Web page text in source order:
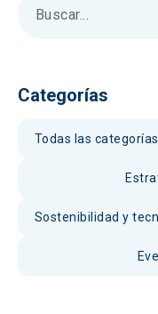
Categorías
Todas las categorías
Sostenibilidad y